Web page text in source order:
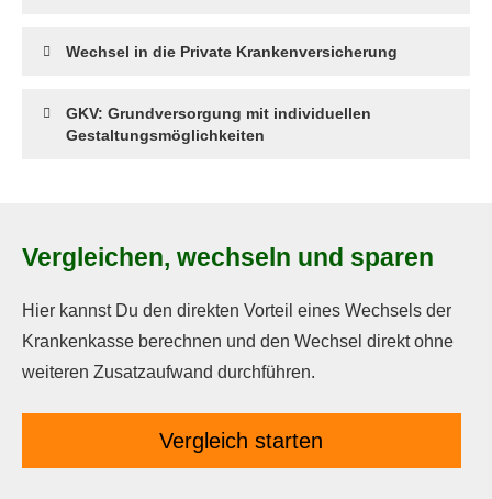
Wechsel in die Private Kranken­ver­si­che­rung
GKV: Grundversorgung mit individuellen
Gestaltungsmöglichkeiten
Vergleichen, wechseln und sparen
Hier kannst Du den direkten Vorteil eines Wechsels der
Krankenkasse berechnen und den Wechsel direkt ohne
weiteren Zusatzaufwand durchführen.
Vergleich starten